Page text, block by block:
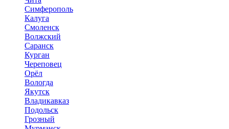
Симферополь
Калуга
Смоленск
Волжский
Саранск
Курган
Череповец
Орёл
Вологда
Якутск
Владикавказ
Подольск
Грозный